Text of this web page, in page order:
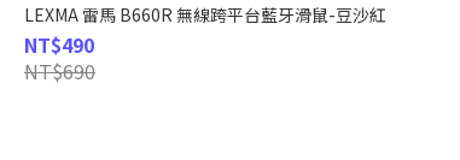
LEXMA 雷馬 B660R 無線跨平台藍牙滑鼠-豆沙紅
NT$490
NT$690